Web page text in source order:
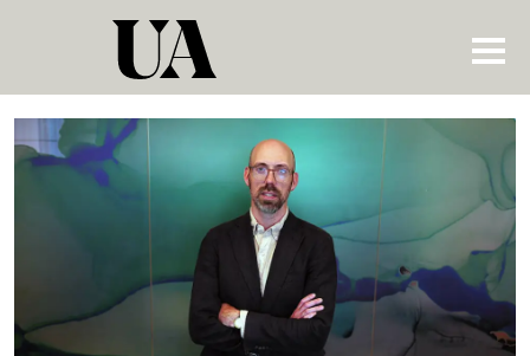
Tag:
anders
jupskås